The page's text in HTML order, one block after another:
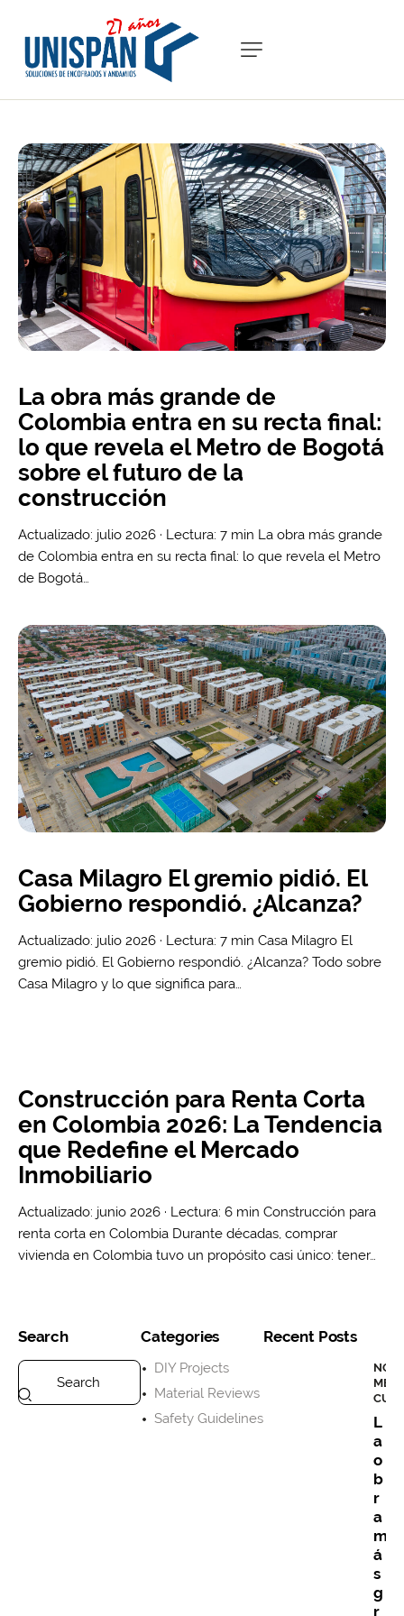
La obra más grande de
Colombia entra en su recta final:
lo que revela el Metro de Bogotá
sobre el futuro de la
construcción
Actualizado: julio 2026 · Lectura: 7 min La obra más grande
de Colombia entra en su recta final: lo que revela el Metro
de Bogotá…
Casa Milagro El gremio pidió. El
Gobierno respondió. ¿Alcanza?
Actualizado: julio 2026 · Lectura: 7 min Casa Milagro El
gremio pidió. El Gobierno respondió. ¿Alcanza? Todo sobre
Casa Milagro y lo que significa para…
Construcción para Renta Corta
en Colombia 2026: La Tendencia
que Redefine el Mercado
Inmobiliario
Actualizado: junio 2026 · Lectura: 6 min Construcción para
renta corta en Colombia Durante décadas, comprar
vivienda en Colombia tuvo un propósito casi único: tener…
Search Categories
DIY Projects
Material Reviews
Safety Guidelines
Recent Posts
L
a
o
b
r
a
m
á
s
g
r